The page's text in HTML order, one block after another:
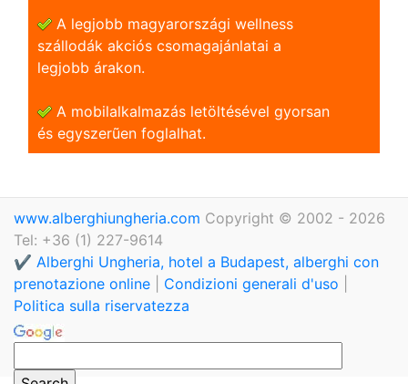
A legjobb magyarországi wellness
szállodák akciós csomagajánlatai a
legjobb árakon.
A mobilalkalmazás letöltésével gyorsan
és egyszerũen foglalhat.
www.alberghiungheria.com Copyright © 2002 - 2026
Tel: +36 (1) 227-9614
✔️ Alberghi Ungheria, hotel a Budapest, alberghi con
prenotazione online
Condizioni generali d'uso
Politica sulla riservatezza